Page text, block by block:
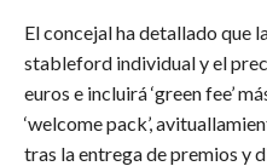
El concejal ha detallado que
stableford individual y el
euros e incluirá ‘green fee’
‘welcome pack’,
tras la entrega de premios y